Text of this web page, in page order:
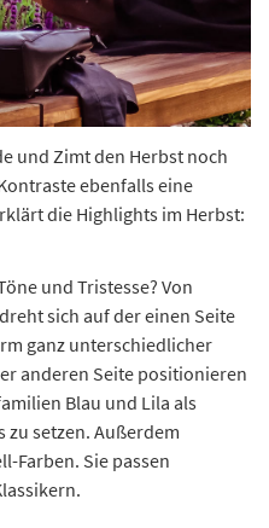
und Zimt den Herbst noch
ebenfalls eine
die Highlights im Herbst:
und Tristesse? Von
sich auf der einen Seite
ganz unterschiedlicher
anderen Seite positionieren
Blau und Lila als
setzen. Außerdem
Farben. Sie passen